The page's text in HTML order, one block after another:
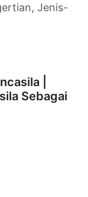
Jenis-
|
Sebagai